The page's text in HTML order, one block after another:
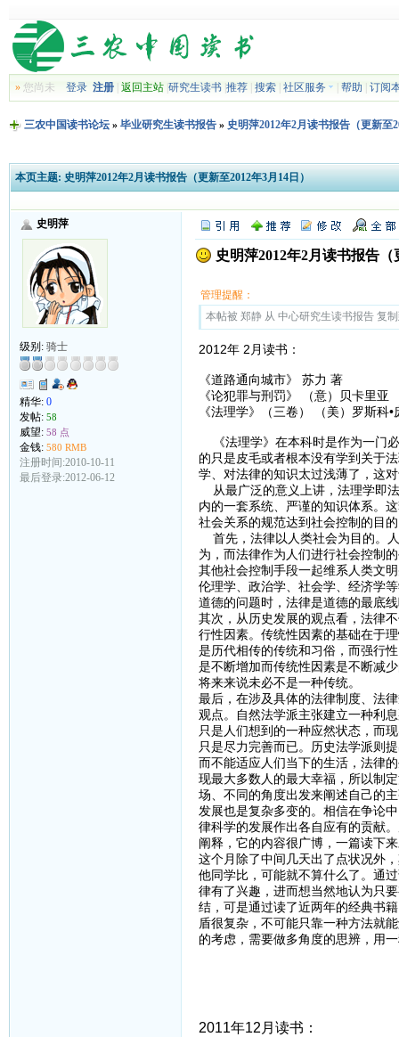
»您尚未 登录 注册| 返回主站| 研究生读书| 推荐| 搜索| 社区服务 帮助 订阅
三农中国读书论坛» 毕业研究生读书报告» 史明萍2012年2月读书报告（更新至
本页主题: 史明萍2012年2月读书报告（更新至2012年3月14日）
史明萍
级别: 骑士
精华: 0
发帖: 58
威望: 58 点
金钱: 580 RMB
注册时间:2010-10-11
最后登录:2012-06-12
史明萍2012年2月读书报告
管理提醒：
本帖被 郑静 从 中心研究生读书报告 复
2012年 2月读书：
《道路通向城市》 苏力 著
《论犯罪与刑罚》 （意）贝卡里亚
《法理学》（三卷） （美）罗斯科•
《法理学》在本科时是作为一门
的只是皮毛或者根本没有学到关于
学、对法律的知识太过浅薄了，这
从最广泛的意义上讲，法理学即
内的一套系统、严谨的知识体系。
社会关系的规范达到社会控制的目
首先，法律以人类社会为目的。
为，而法律作为人们进行社会控制
其他社会控制手段一起维系人类文
伦理学、政治学、社会学、经济学
道德的问题时，法律是道德的最底
其次，从历史发展的观点看，法律
行性因素。传统性因素的基础在于
是历代相传的传统和习俗，而强行
是不断增加而传统性因素是不断减
将来来说未必不是一种传统。
最后，在涉及具体的法律制度、法
观点。自然法学派主张建立一种利
只是人们想到的一种应然状态，而
只是尽力完善而已。历史法学派则
而不能适应人们当下的生活，法律
现最大多数人的最大幸福，所以制
场、不同的角度出发来阐述自己的
发展也是复杂多变的。相信在争论
律科学的发展作出各自应有的贡献
阐释，它的内容很广博，一篇读下
这个月除了中间几天出了点状况外
他同学比，可能就不算什么了。通
律有了兴趣，进而想当然地认为只
结，可是通过读了近两年的经典书
盾很复杂，不可能只靠一种方法就
的考虑，需要做多角度的思辨，用
2011年12月读书：